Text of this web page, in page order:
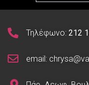
Τηλέφωνο:212
email: